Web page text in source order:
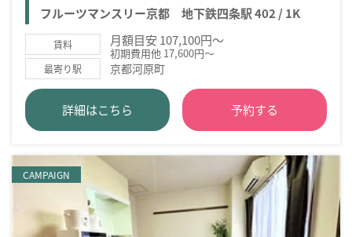
フルーツマンスリー京都 地下鉄四条駅 402 / 1K
賃料 月額目安 107,100円～
初期費用他 17,600円～
最寄り駅 京都河原町
詳細はこちら 予約する
CAMPAIGN